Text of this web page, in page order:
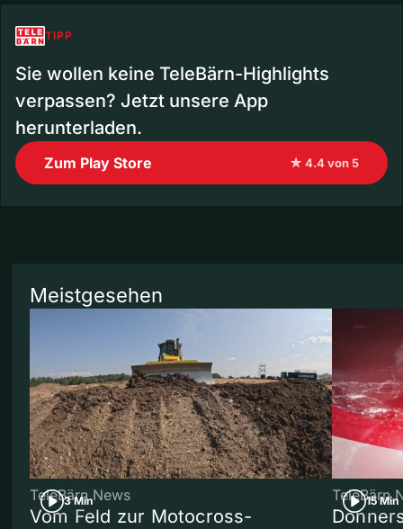
TIPP
Sie wollen keine TeleBärn-Highlights
verpassen? Jetzt unsere App
herunterladen.
Zum Play Store ★ 4.4 von 5
Meistgesehen
3 Min
TeleBärn News
Vom Feld zur Motocross-
15 Min
TeleBärn